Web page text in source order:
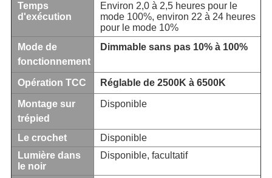
Temps
d'exécution
Environ 2,0 à 2,5 heures pour le
mode 100%, environ 22 à 24 heures
pour le mode 10%
Mode de
fonctionnement
Dimmable sans pas 10% à 100%
Opération TCC Réglable de 2500K à 6500K
Montage sur
trépied
Disponible
Le crochet
Disponible
Lumière dans
le noir
Disponible, facultatif